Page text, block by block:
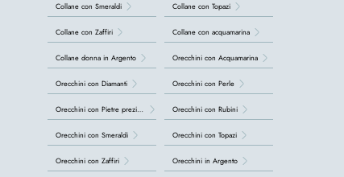
Collane con Smeraldi
Collane con Zaffiri
Collane donna in Argento
Orecchini con Diamanti
Orecchini con Pietre preziose
Orecchini con Smeraldi
Orecchini con Zaffiri
Collane con Topazi
Collane con acquamarina
Orecchini con Acquamarina
Orecchini con Perle
Orecchini con Rubini
Orecchini con Topazi
Orecchini in Argento